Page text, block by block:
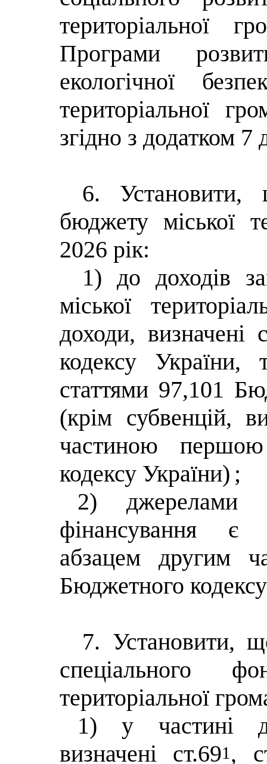
територіальної
Програми
екологічної
територіальної
згідно з додатком
6. Установити,
бюджету міської
2026 рік:
1) до доходів
міської
доходи, визначені
кодексу України,
статтями 97,101
(крім субвенцій,
частиною
кодексу України) ;
2) джерелами
фінансування є
абзацем другим
Бюджетного
7. Установити,
спеціального
територіальної
1) у частині
визначені ст.691 ,